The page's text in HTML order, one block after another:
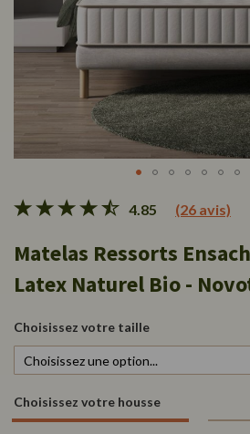
4.85 (26 avis)
Matelas Ressorts
Latex Naturel Bio -
Choisissez votre taille
Choisissez votre housse
au
de
Galerie